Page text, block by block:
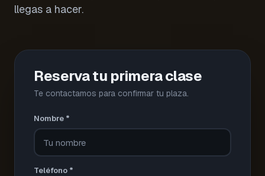
llegas a hacer.
Reserva tu primera clase
Te contactamos para confirmar tu plaza.
Nombre *
Teléfono *